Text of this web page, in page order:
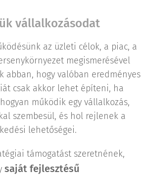
vállalkozásodat
az üzleti célok, a piac, a
megismerésével
abban, hogy valóban eredményes
csak akkor lehet építeni, ha
működik egy vállalkozás,
szembesül, és hol rejlenek a
lehetőségei.
támogatást szeretnének,
saját fejlesztésű